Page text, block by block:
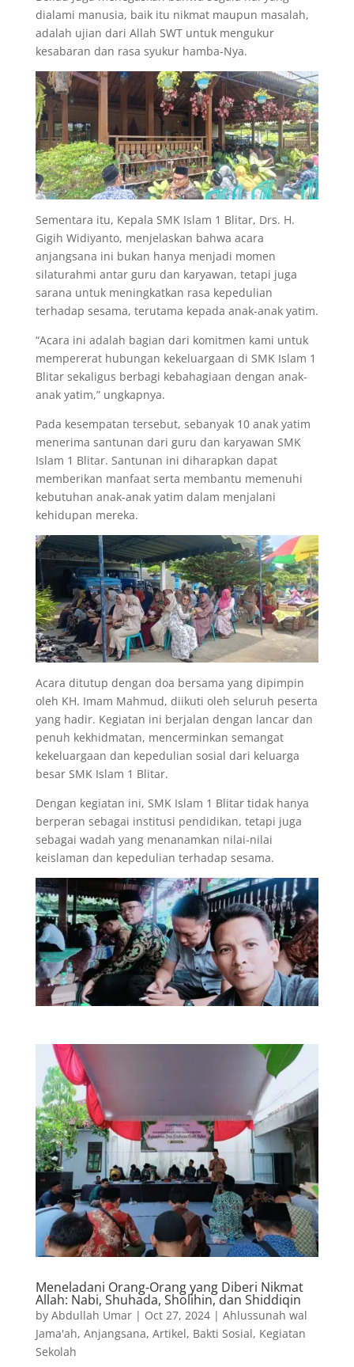
dialami manusia, baik itu nikmat maupun masalah,
adalah ujian dari Allah SWT untuk mengukur
kesabaran dan rasa syukur hamba-Nya.
Sementara itu, Kepala SMK Islam 1 Blitar, Drs. H.
Gigih Widiyanto, menjelaskan bahwa acara
anjangsana ini bukan hanya menjadi momen
silaturahmi antar guru dan karyawan, tetapi juga
sarana untuk meningkatkan rasa kepedulian
terhadap sesama, terutama kepada anak-anak yatim.
“Acara ini adalah bagian dari komitmen kami untuk
mempererat hubungan kekeluargaan di SMK Islam 1
Blitar sekaligus berbagi kebahagiaan dengan anak-
anak yatim,” ungkapnya.
Pada kesempatan tersebut, sebanyak 10 anak yatim
menerima santunan dari guru dan karyawan SMK
Islam 1 Blitar. Santunan ini diharapkan dapat
memberikan manfaat serta membantu memenuhi
kebutuhan anak-anak yatim dalam menjalani
kehidupan mereka.
Acara ditutup dengan doa bersama yang dipimpin
oleh KH. Imam Mahmud, diikuti oleh seluruh peserta
yang hadir. Kegiatan ini berjalan dengan lancar dan
penuh kekhidmatan, mencerminkan semangat
kekeluargaan dan kepedulian sosial dari keluarga
besar SMK Islam 1 Blitar.
Dengan kegiatan ini, SMK Islam 1 Blitar tidak hanya
berperan sebagai institusi pendidikan, tetapi juga
sebagai wadah yang menanamkan nilai-nilai
keislaman dan kepedulian terhadap sesama.
Meneladani Orang-Orang yang Diberi Nikmat
Allah: Nabi, Shuhada, Sholihin, dan Shiddiqin
by Abdullah Umar| Oct 27, 2024| Ahlussunah wal
Jama'ah, Anjangsana, Artikel, Bakti Sosial, Kegiatan
Sekolah